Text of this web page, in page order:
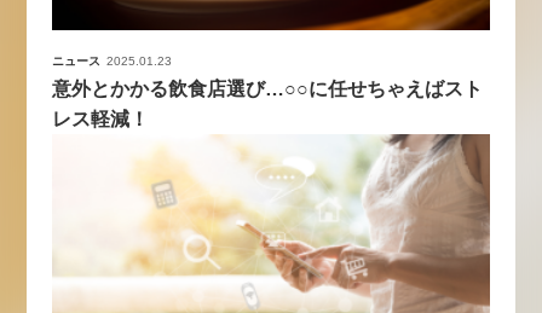
ニュース 2025.01.23
意外とかかる飲食店選び…○○に任せちゃえばスト
レス軽減！